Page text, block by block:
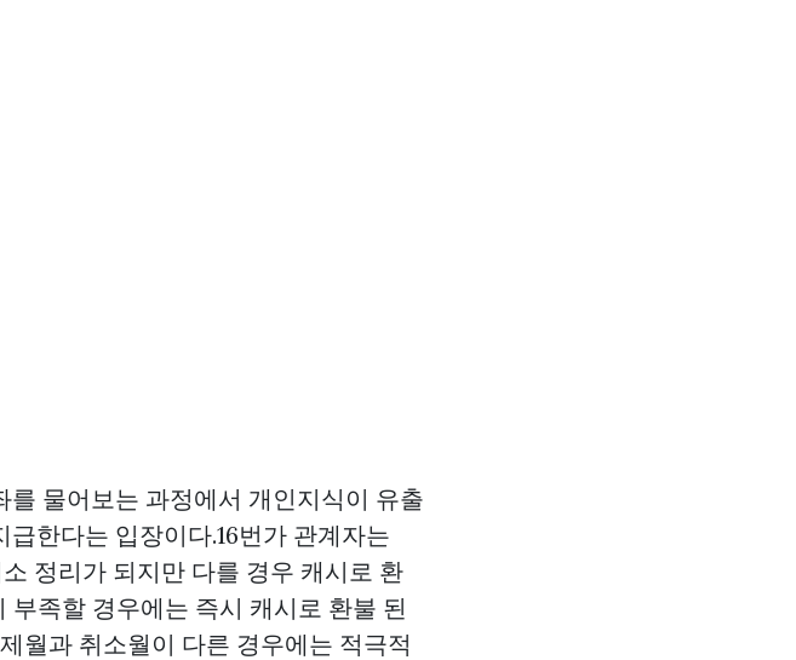
를 물어보는 과정에서 개인지식이 유출
한다는 입장이다.16번가 관계자는
정리가 되지만 다를 경우 캐시로 환
부족할 경우에는 즉시 캐시로 환불 된
월과 취소월이 다른 경우에는 적극적